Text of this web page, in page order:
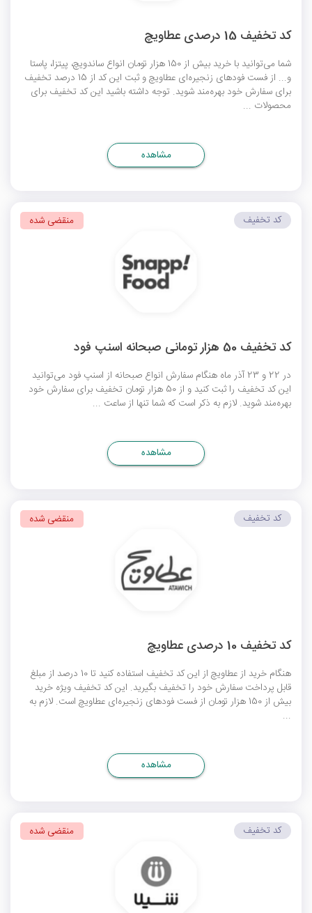
کد تخفیف 15 درصدی عطاویچ
شما می‌توانید با خرید بیش از 150 هزار تومان انواع ساندویچ، پیتزا، پاستا
و... از فست فود‌های زنجیره‌ای عطاویچ و ثبت این کد از 15 درصد تخفیف
برای سفارش خود بهره‌مند شوید. توجه داشته باشید این کد تخفیف برای
محصولات ...
مشاهده
کد تخفیف 50 هزار تومانی صبحانه اسنپ فود
در 22 و 23 آذر ماه هنگام سفارش انواع صبحانه از اسنپ فود می‌توانید
این کد تخفیف را ثبت کنید و از 50 هزار تومان تخفیف برای سفارش خود
بهره‌مند شوید. لازم به ذکر است که شما تنها از ساعت ...
کد تخفیف منقضی شده
مشاهده
کد تخفیف 10 درصدی عطاویچ
هنگام خرید از عطاویچ از این کد تخفیف استفاده کنید تا 10 درصد از مبلغ
قابل پرداخت سفارش خود را تخفیف بگیرید. این کد تخفیف ویژه خرید
بیش از 150 هزار تومان از فست فود‌های زنجیره‌ای عطاویچ است. لازم به
...
کد تخفیف منقضی شده
مشاهده
کد تخفیف منقضی شده